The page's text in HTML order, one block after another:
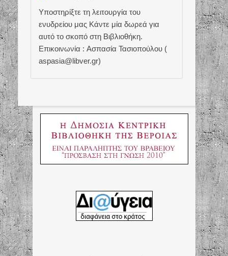
Υποστηρίξτε τη λειτουργία του
ενυδρείου μας Κάντε μία δωρεά για
αυτό το σκοπό στη Βιβλιοθήκη.
Επικοινωνία : Ασπασία Τασιοπούλου (
aspasia@libver.gr)